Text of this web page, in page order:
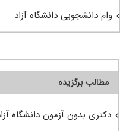
وام دانشجویی دانشگاه آزاد
مطالب برگزیده
دکتری بدون آزمون دانشگاه